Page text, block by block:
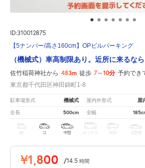
ID:310012875
【5ナンバー/高さ160cm】OPビルパーキング
（機械式）車高制限あり。近所に来るなら
佐竹稲荷神社から 483m 徒歩 7～10分 予約でき
東京都千代田区神田錦町1-8
駐車場形式 機械式 屋内外形式 屋
全長 500cm 全幅
軽 コ 中型 ボックス SUV 大型車
¥1,800 /14.5 時間